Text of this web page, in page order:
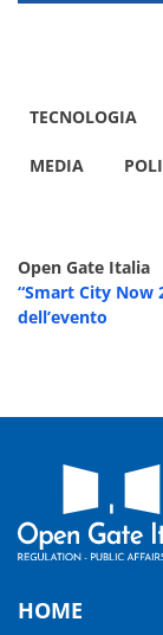
TECNOLOGIA
MEDIA
Open Gate Italia
“Smart City Now
dell’evento
HOME